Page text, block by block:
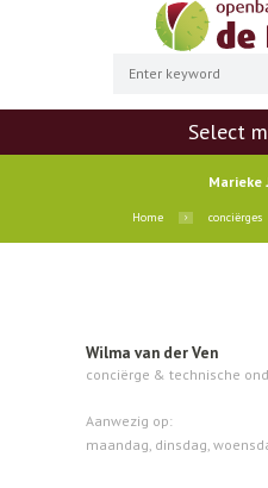
Select
Marieke
Home conciërges
Wilma van der Ven
conciërge & technische
Aanwezig op:
maandag, dinsdag,